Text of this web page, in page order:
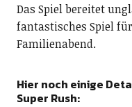
Das Spiel bereitet
fantastisches Spiel
Familienabend.
Hier noch einige
Super Rush: